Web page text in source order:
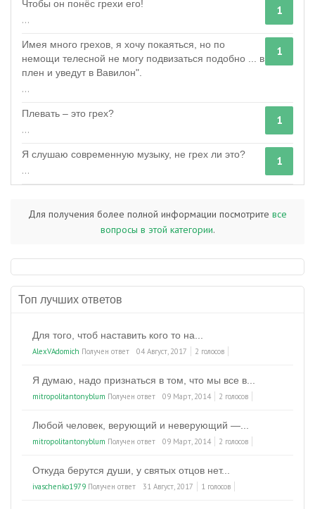
1
Чтобы он понёс грехи его!
...
1
Имея много грехов, я хочу покаяться, но по
немощи телесной не могу подвизаться подобно ... в
плен и уведут в Вавилон".
...
1
Плевать – это грех?
...
1
Я слушаю современную музыку, не грех ли это?
...
Для получения более полной информации посмотрите все
вопросы в этой категории.
Топ лучших ответов
Для того, чтоб наставить кого то на...
AlexVAdomich Получен ответ 04 Август, 2017 2 голосов
Я думаю, надо признаться в том, что мы все в...
mitropolitantonyblum Получен ответ 09 Март, 2014 2 голосов
Любой человек, верующий и неверующий —...
mitropolitantonyblum Получен ответ 09 Март, 2014 2 голосов
Откуда берутся души, у святых отцов нет...
ivaschenko1979 Получен ответ 31 Август, 2017 1 голосов